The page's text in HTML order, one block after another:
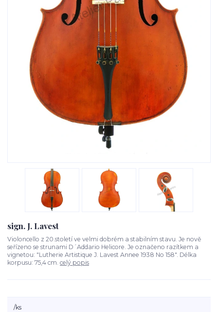
sign. J. Lavest
Violoncello z 20.století ve velmi dobrém a stabilním stavu. Je nově
seřízeno se strunami D´Addario Helicore. Je označeno razítkem a
vignetou: "Lutherie Artistique J. Lavest Annee 1938 No 158". Délka
korpusu: 75,4 cm. celý popis
/ks